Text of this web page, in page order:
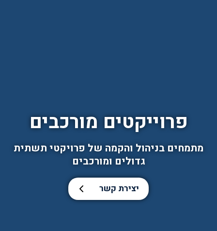
פרוייקטים מורכבים
מתמחים בניהול והקמה של פרויקטי תשתית
גדולים ומורכבים
יצירת קשר